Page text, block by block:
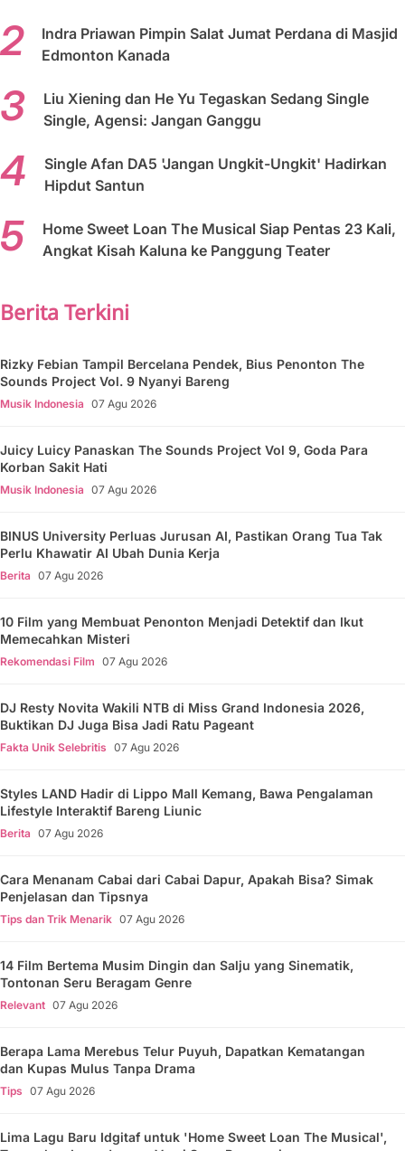
Indra Priawan Pimpin Salat Jumat Perdana di Masjid
Edmonton Kanada
Liu Xiening dan He Yu Tegaskan Sedang Single
Single, Agensi: Jangan Ganggu
Single Afan DA5 'Jangan Ungkit-Ungkit' Hadirkan
Hipdut Santun
Home Sweet Loan The Musical Siap Pentas 23 Kali,
Angkat Kisah Kaluna ke Panggung Teater
Berita Terkini
Rizky Febian Tampil Bercelana Pendek, Bius Penonton The
Sounds Project Vol. 9 Nyanyi Bareng
Musik Indonesia 07 Agu 2026
Juicy Luicy Panaskan The Sounds Project Vol 9, Goda Para
Korban Sakit Hati
Musik Indonesia 07 Agu 2026
BINUS University Perluas Jurusan AI, Pastikan Orang Tua Tak
Perlu Khawatir AI Ubah Dunia Kerja
Berita 07 Agu 2026
10 Film yang Membuat Penonton Menjadi Detektif dan Ikut
Memecahkan Misteri
Rekomendasi Film 07 Agu 2026
DJ Resty Novita Wakili NTB di Miss Grand Indonesia 2026,
Buktikan DJ Juga Bisa Jadi Ratu Pageant
Fakta Unik Selebritis 07 Agu 2026
Styles LAND Hadir di Lippo Mall Kemang, Bawa Pengalaman
Lifestyle Interaktif Bareng Liunic
Berita 07 Agu 2026
Cara Menanam Cabai dari Cabai Dapur, Apakah Bisa? Simak
Penjelasan dan Tipsnya
Tips dan Trik Menarik 07 Agu 2026
14 Film Bertema Musim Dingin dan Salju yang Sinematik,
Tontonan Seru Beragam Genre
Relevant 07 Agu 2026
Berapa Lama Merebus Telur Puyuh, Dapatkan Kematangan
dan Kupas Mulus Tanpa Drama
Tips 07 Agu 2026
Lima Lagu Baru Idgitaf untuk 'Home Sweet Loan The Musical',